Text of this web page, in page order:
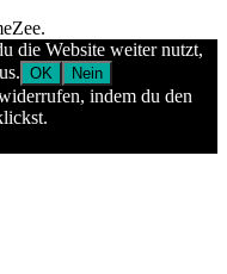
die Website weiter nutzt,
OK Nein
indem du den